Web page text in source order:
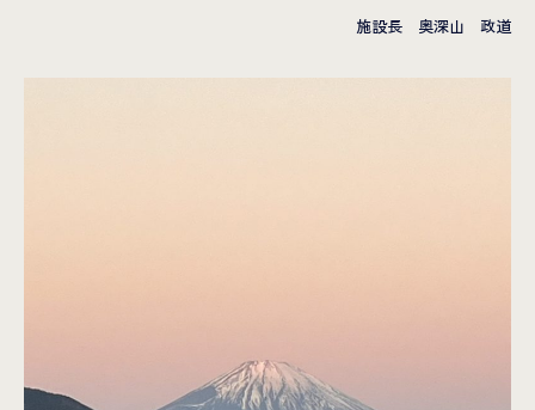
施設長 奥深山 政道